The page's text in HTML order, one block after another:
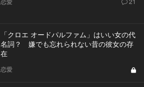
「クロエ オードパルファム」はいい女の代
名詞？ 嫌でも忘れられない昔の彼女の存
在
恋愛